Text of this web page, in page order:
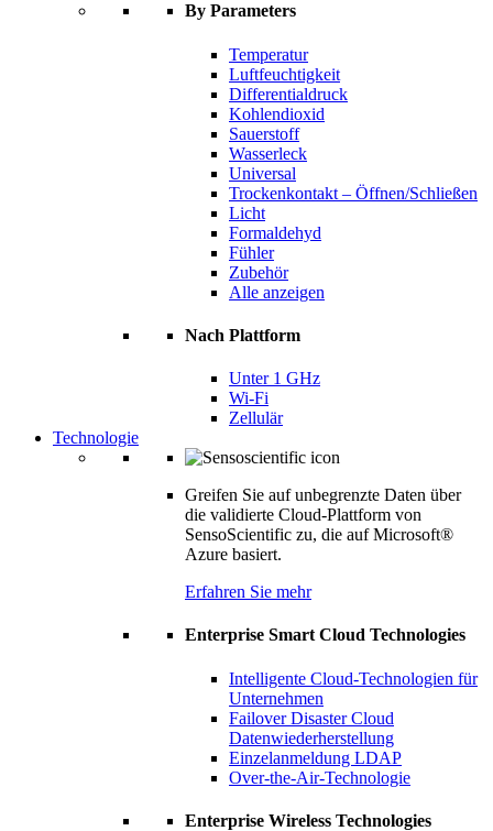
By Parameters
Temperatur
Luftfeuchtigkeit
Differentialdruck
Kohlendioxid
Sauerstoff
Wasserleck
Universal
Trockenkontakt – Öffnen/Schließen
Licht
Formaldehyd
Fühler
Zubehör
Alle anzeigen
Nach Plattform
Unter 1 GHz
Wi-Fi
Zellulär
Technologie
Greifen Sie auf unbegrenzte Daten über
die validierte Cloud-Plattform von
SensoScientific zu, die auf Microsoft®
Azure basiert.
Erfahren Sie mehr
Enterprise Smart Cloud Technologies
Intelligente Cloud-Technologien für
Unternehmen
Failover Disaster Cloud
Datenwiederherstellung
Einzelanmeldung LDAP
Over-the-Air-Technologie
Enterprise Wireless Technologies